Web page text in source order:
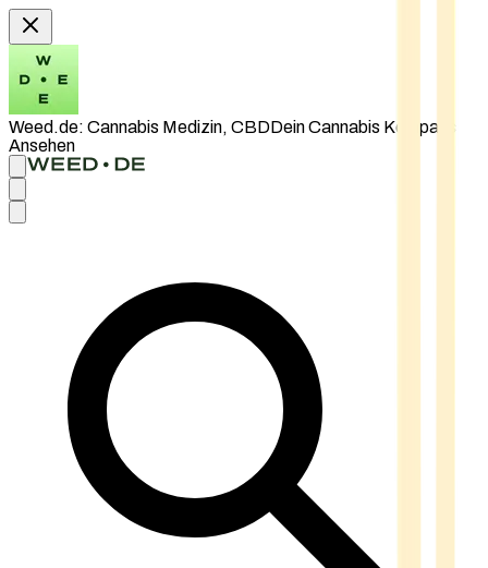
Weed.de: Cannabis Medizin, CBDDein Cannabis Kompass
Ansehen